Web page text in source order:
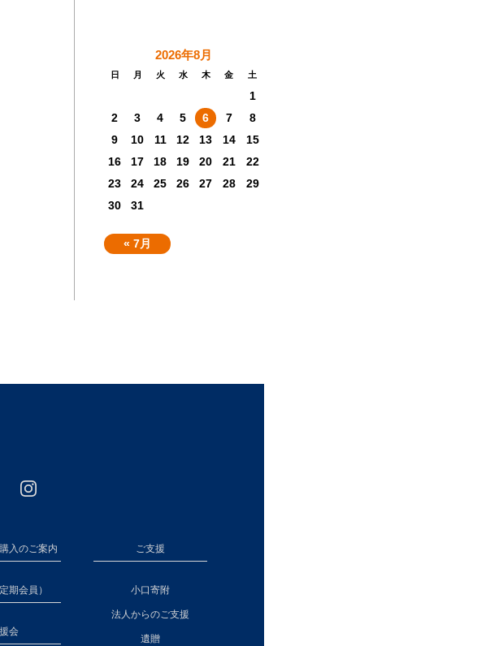
2026年8月
日 月 火 水 木 金 土
« 7月
1
2
3 4 5 6 7
8
9
10 11 12 13 14
15
16
17 18 19 20 21
22
23
24 25 26 27 28
29
30
31
入のご案内
期会員）
会
ご支援
小口寄附
法人からのご支援
遺贈